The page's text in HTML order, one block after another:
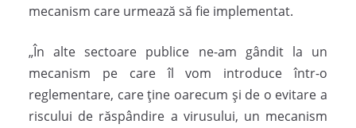
mecanism care urmează să fie implementat.
„În alte sectoare publice ne-am gândit la un
mecanism pe care îl vom introduce într-o
reglementare, care ţine oarecum şi de o evitare a
riscului de răspândire a virusului, un mecanism